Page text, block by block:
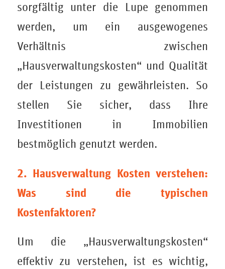
sorgfältig unter die Lupe genommen
werden, um ein ausgewogenes
Verhältnis zwischen
„Hausverwaltungskosten“ und Qualität
der Leistungen zu gewährleisten. So
stellen Sie sicher, dass Ihre
Investitionen in Immobilien
bestmöglich genutzt werden.
2. Hausverwaltung Kosten verstehen:
Was sind die typischen
Kostenfaktoren?
Um die „Hausverwaltungskosten“
effektiv zu verstehen, ist es wichtig,